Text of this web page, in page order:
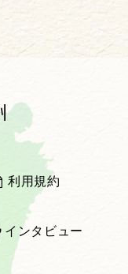
2024年
2022年
2020年
2018年
利用規約
インタビュー